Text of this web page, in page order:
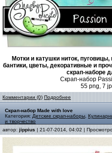
Мотки и катушки ниток,
бантики, цветы, декоративные и
скрап-наборе
Скрап-набор
55 png, 7
Комментарии (0) Подробнее
Скрап-набор Made with love
Категория: Детские скрап-наборы
и творчество
автор: jippius | 21-07-2014, 04:02 |